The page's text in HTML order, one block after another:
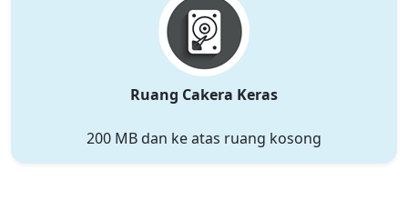
Ruang Cakera Keras
200 MB dan ke atas ruang kosong